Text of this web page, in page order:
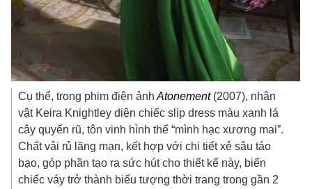
Cụ thể, trong phim điện ảnh Atonement (2007), nhân
vật Keira Knightley diện chiếc slip dress màu xanh lá
cây quyến rũ, tôn vinh hình thể “mình hạc xương mai”.
Chất vải rủ lãng mạn, kết hợp với chi tiết xẻ sâu táo
bạo, góp phần tạo ra sức hút cho thiết kế này, biến
chiếc váy trở thành biểu tượng thời trang trong gần 2